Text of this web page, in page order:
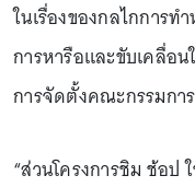
ในเรื่องของกลไกการ
การหารือและขับเคลื่อ
การจัดตั้งคณะกรรมกา
“ส่วนโครงการชิม ช้อป